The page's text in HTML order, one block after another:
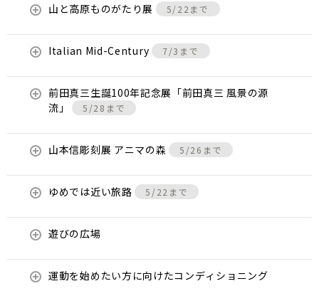
山と高原ものがたり展 5/22まで
Italian Mid-Century 7/3まで
前田真三生誕100年記念展「前田真三 風景の源
流」
5/28まで
山本信彫刻展 アニマの森 5/26まで
ゆめでは近い旅路 5/22まで
遊びの広場
運動を始めたい方に向けたコンディショニング